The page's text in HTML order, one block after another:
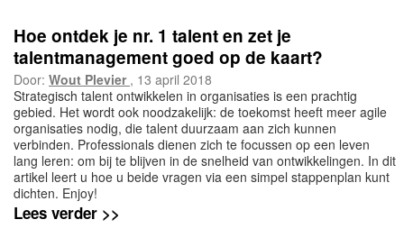
Hoe ontdek je nr. 1 talent en zet je
talentmanagement goed op de kaart?
Door: Wout Plevier , 13 april 2018
Strategisch talent ontwikkelen in organisaties is een prachtig
gebied. Het wordt ook noodzakelijk: de toekomst heeft meer agile
organisaties nodig, die talent duurzaam aan zich kunnen
verbinden. Professionals dienen zich te focussen op een leven
lang leren: om bij te blijven in de snelheid van ontwikkelingen. In dit
artikel leert u hoe u beide vragen via een simpel stappenplan kunt
dichten. Enjoy!
Lees verder >>